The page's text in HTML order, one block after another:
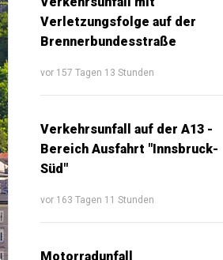
Verletzungsfolge auf der
Brennerbundesstraße
vor 157 Tagen 13 Stunden
Verkehrsunfall auf der A13 -
Bereich Ausfahrt "Innsbruck-
Süd"
vor 163 Tagen 11 Stunden
Motorradunfall